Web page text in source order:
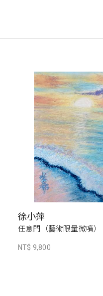
徐小萍
任意門（藝術限量微噴）
NT$ 9,800